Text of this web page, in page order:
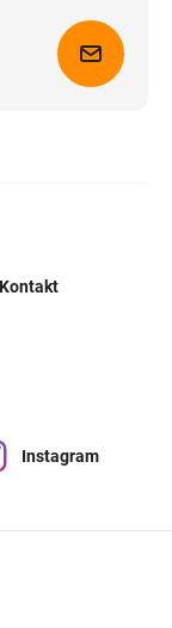
Kontakt
Instagram